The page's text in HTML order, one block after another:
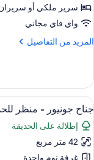
سرير ملكي‫‬ أو
واي فاي مجاني
المزيد من التفاصيل
المزيد
غرفة
بريميم
استعراض
جميع
صور
جناح
10
جناح جونيور - منظر
إطلالة على الحديقة
42 متر مربع
غرفة نوم واحدة